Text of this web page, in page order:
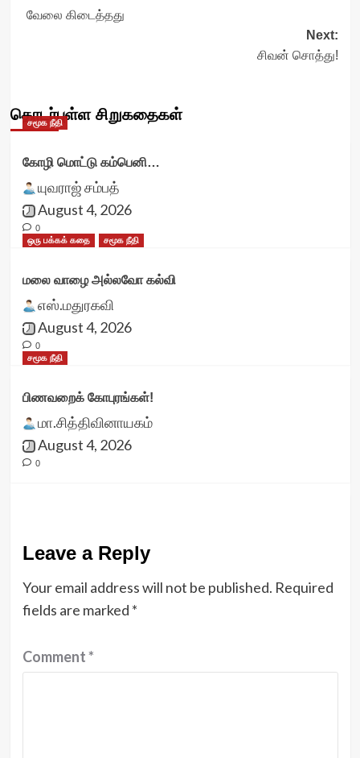
navigation
வேலை கிடைத்தது
Next:
சிவன் சொத்து!
தொடர்புள்ள சிறுகதைகள்
சமூக நீதி
கோழி மொட்டு கம்பெனி…
யுவராஜ் சம்பத்
August 4, 2026
0
ஒரு பக்கக் கதை
சமூக நீதி
மலை வாழை அல்லவோ கல்வி
எஸ்.மதுரகவி
August 4, 2026
0
சமூக நீதி
பிணவறைக் கோபுரங்கள்!
மா.சித்திவினாயகம்
August 4, 2026
0
Leave a Reply
Your email address will not be published. Required
fields are marked *
Comment*